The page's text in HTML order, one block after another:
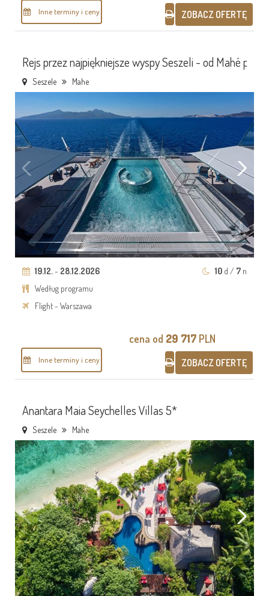
Inne terminy i ceny ZOBACZ OFERTĘ
Rejs przez najpiękniejsze wyspy Seszeli - od Mahé po
Seszele Mahe
19.12.- 28.12.2026 10 d / 7 n
Według programu
Flight - Warszawa
Inne terminy i ceny
cena od 29 717 PLN
ZOBACZ OFERTĘ
Anantara Maia Seychelles Villas 5*
Seszele Mahe